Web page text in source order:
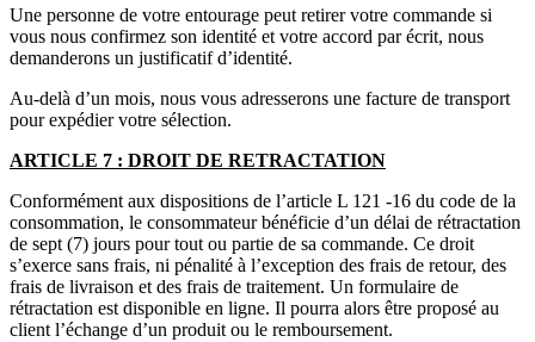
Une personne de votre entourage peut retirer votre commande si
vous nous confirmez son identité et votre accord par écrit, nous
demanderons un justificatif d’identité.
Au-delà d’un mois, nous vous adresserons une facture de transport
pour expédier votre sélection.
ARTICLE 7 : DROIT DE RETRACTATION
Conformément aux dispositions de l’article L 121 -16 du code de la
consommation, le consommateur bénéficie d’un délai de rétractation
de sept (7) jours pour tout ou partie de sa commande. Ce droit
s’exerce sans frais, ni pénalité à l’exception des frais de retour, des
frais de livraison et des frais de traitement. Un formulaire de
rétractation est disponible en ligne. Il pourra alors être proposé au
client l’échange d’un produit ou le remboursement.